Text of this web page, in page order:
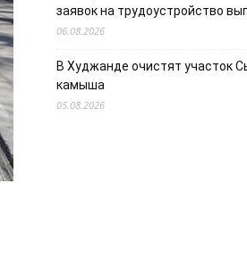
заявок на трудоустройство
06.08.2026
В Худжанде очистят участок
камыша
05.08.2026